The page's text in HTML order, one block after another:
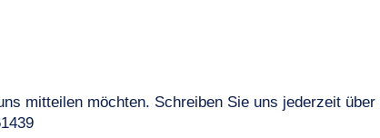
mitteilen möchten. Schreiben Sie uns jederzeit